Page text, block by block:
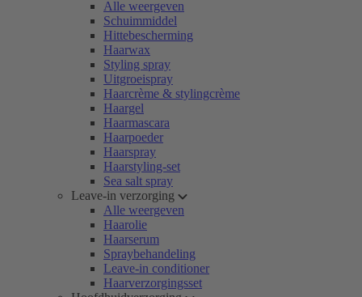
Alle weergeven
Schuimmiddel
Hittebescherming
Haarwax
Styling spray
Uitgroeispray
Haarcrème & stylingcrème
Haargel
Haarmascara
Haarpoeder
Haarspray
Haarstyling-set
Sea salt spray
Leave-in verzorging
Alle weergeven
Haarolie
Haarserum
Spraybehandeling
Leave-in conditioner
Haarverzorgingsset